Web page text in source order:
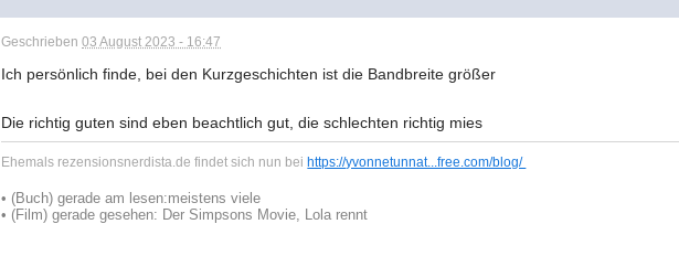
Geschrieben03 August 2023 - 16:47
Ich persönlich finde, bei den Kurzgeschichten ist die Bandbreite größer
Die richtig guten sind eben beachtlich gut, die schlechten richtig mies
Ehemals rezensionsnerdista.de findet sich nun beihttps://yvonnetunnat...free.com/blog/
• (Buch) gerade am lesen:meistens viele
• (Film) gerade gesehen: Der Simpsons Movie, Lola rennt